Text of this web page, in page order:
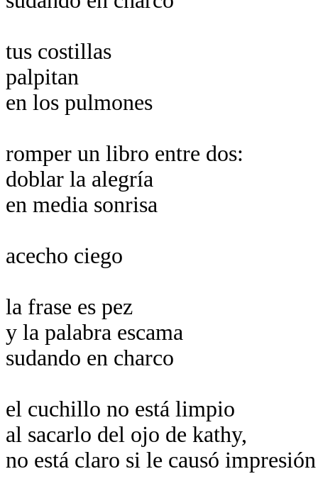
tus costillas
palpitan
en los pulmones
romper un libro entre dos:
doblar la alegría
en media sonrisa
acecho ciego
la frase es pez
y la palabra escama
sudando en charco
el cuchillo no está limpio
al sacarlo del ojo de kathy,
no está claro si le causó impresión